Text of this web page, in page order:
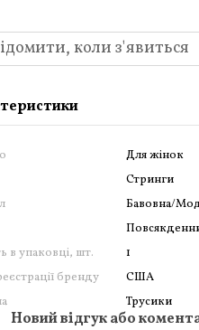
коли з'явиться
Для жінок
Стринги
Бавовна/
в упаковці, шт.
1
бренду
США
Трусики
Новий відгук або